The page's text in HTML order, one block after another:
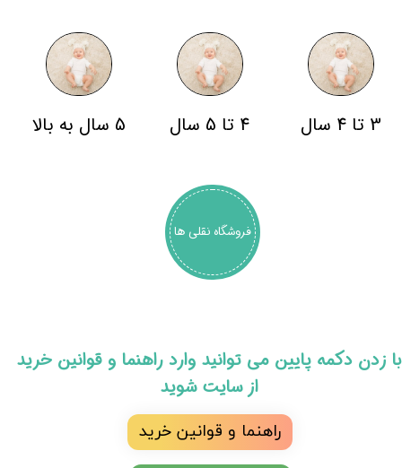
3 تا 4 سال 4 تا 5 سال 5 سال به بالا
فروشگاه نقلی ها
​​با زدن دکمه پایین می توانید وارد راهنما و قوانین خرید
از سایت شوید
راهنما و قوانین خرید